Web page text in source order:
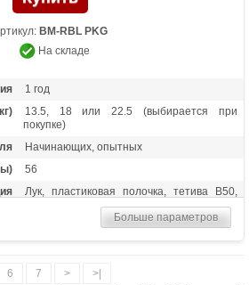
BM-RBL PKG
На складе
1 год
13.5, 18 или 22.5 (выбирается при
покупке)
Начинающих, опытных
56
Лук, пластиковая полочка, тетива В50,
шестигранники, чехол для лука, перчатка,
колчан для стрел, 6 фибергласовых
Рукоятка - алюминий, плечи - дерево с
Больше параметров
6 7 >
>|